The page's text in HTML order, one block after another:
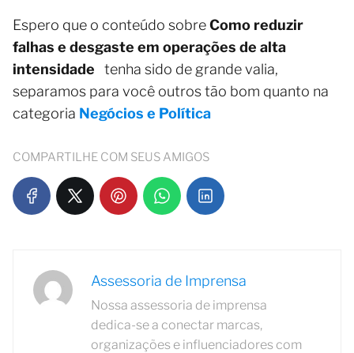
Espero que o conteúdo sobreComo reduzir
falhas e desgaste em operações de alta
intensidade
tenha sido de grande valia,
separamos para você outros tão bom quanto na
categoria Negócios e Política
COMPARTILHE COM SEUS AMIGOS
Assessoria de Imprensa
Nossa assessoria de imprensa
dedica-se a conectar marcas,
organizações e influenciadores com